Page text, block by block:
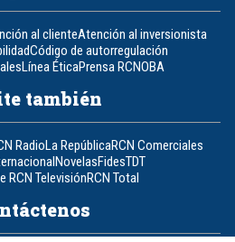
al clienteAtención al inversionista
Código de autorregulación
Línea ÉticaPrensa RCNOBA
también
RadioLa RepúblicaRCN Comerciales
NovelasFidesTDT
RCN TelevisiónRCN Total